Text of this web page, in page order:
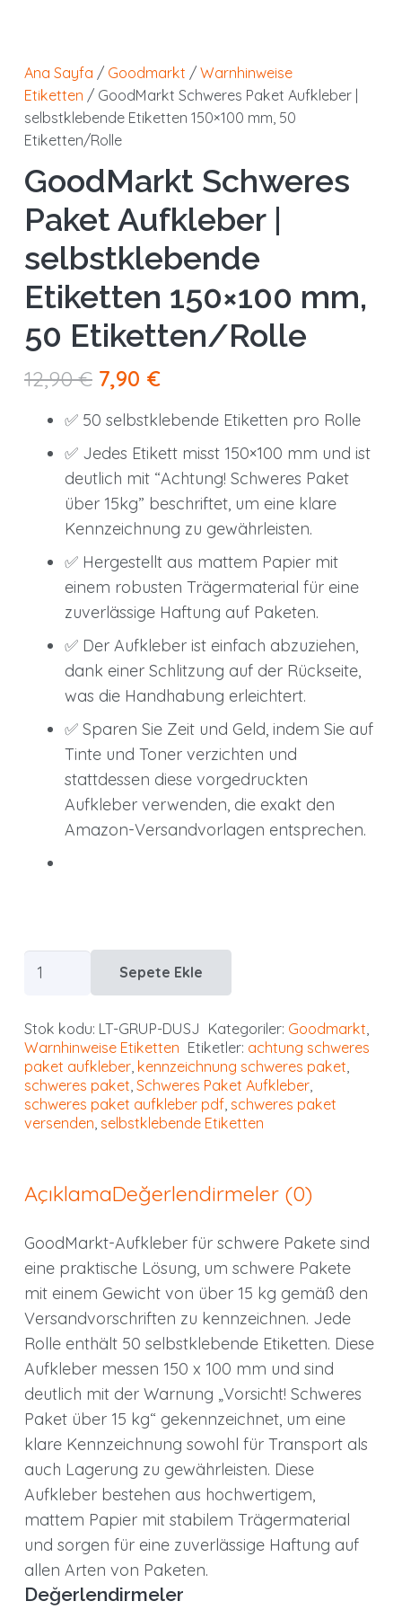
Ana Sayfa / Goodmarkt / Warnhinweise
Etiketten / GoodMarkt Schweres Paket Aufkleber |
selbstklebende Etiketten 150×100 mm, 50
Etiketten/Rolle
GoodMarkt Schweres
Paket Aufkleber |
selbstklebende
Etiketten 150×100 mm,
50 Etiketten/Rolle
12,90€ Orijinal
12,90 €.
7,90 €Şu
fiyat:
7,90 €.
✅ 50 selbstklebende Etiketten pro Rolle
✅ Jedes Etikett misst 150×100 mm und ist
deutlich mit “Achtung! Schweres Paket
über 15kg” beschriftet, um eine klare
Kennzeichnung zu gewährleisten.
✅ Hergestellt aus mattem Papier mit
einem robusten Trägermaterial für eine
zuverlässige Haftung auf Paketen.
✅ Der Aufkleber ist einfach abzuziehen,
dank einer Schlitzung auf der Rückseite,
was die Handhabung erleichtert.
✅ Sparen Sie Zeit und Geld, indem Sie auf
Tinte und Toner verzichten und
stattdessen diese vorgedruckten
Aufkleber verwenden, die exakt den
Amazon-Versandvorlagen entsprechen.
GoodMarkt
Aufkleber
|
selbstklebende
Etiketten
50
adet
Sepete Ekle
Stok kodu: LT-GRUP-DUSJ Kategoriler: Goodmarkt,
Warnhinweise Etiketten Etiketler: achtung schweres
paket aufkleber, kennzeichnung schweres paket,
schweres paket, Schweres Paket Aufkleber,
schweres paket aufkleber pdf, schweres paket
versenden, selbstklebende Etiketten
AçıklamaDeğerlendirmeler (0)
GoodMarkt-Aufkleber für schwere Pakete sind
eine praktische Lösung, um schwere Pakete
mit einem Gewicht von über 15 kg gemäß den
Versandvorschriften zu kennzeichnen. Jede
Rolle enthält 50 selbstklebende Etiketten. Diese
Aufkleber messen 150 x 100 mm und sind
deutlich mit der Warnung „Vorsicht! Schweres
Paket über 15 kg“ gekennzeichnet, um eine
klare Kennzeichnung sowohl für Transport als
auch Lagerung zu gewährleisten. Diese
Aufkleber bestehen aus hochwertigem,
mattem Papier mit stabilem Trägermaterial
und sorgen für eine zuverlässige Haftung auf
allen Arten von Paketen.
Değerlendirmeler